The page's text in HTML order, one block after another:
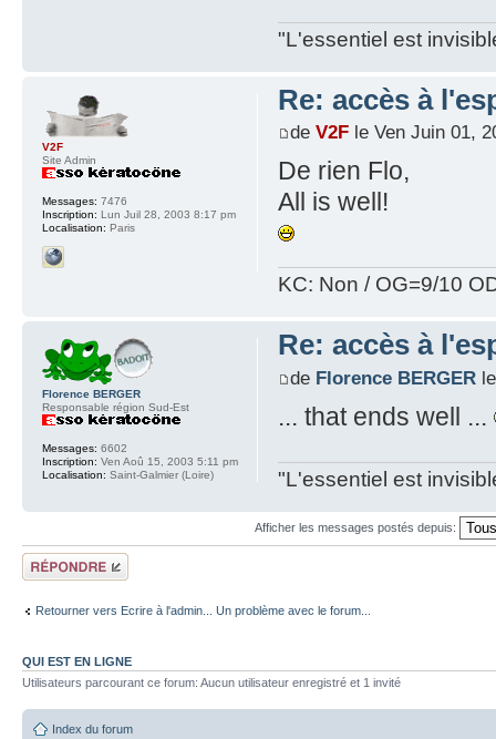
"L'essentiel est
Re: accès à
de V2Fle Ven Juin 01,
De rien Flo,
All is well!
KC: Non / OG=9/10
V2F
Site Admin
Messages: 7476
Inscription: Lun Juil 28, 2003 8:17 pm
Localisation: Paris
Re: accès à
de Florence BERGERle
... that ends well ...
"L'essentiel est
Florence BERGER
Responsable région Sud-Est
Messages: 6602
Inscription: Ven Aoû 15, 2003 5:11 pm
Localisation: Saint-Galmier (Loire)
Afficher les messages postés depuis:
Répondre
Retourner vers Ecrire à l'admin... Un problème avec le forum...
QUI EST EN LIGNE
Utilisateurs parcourant ce forum: Aucun utilisateur enregistré et 1 invité
Index du forum